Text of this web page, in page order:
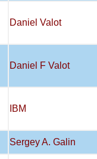
Daniel Valot
Daniel F Valot
IBM
Sergey A. Galin